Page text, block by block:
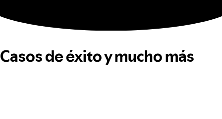
Casos de éxito y mucho más